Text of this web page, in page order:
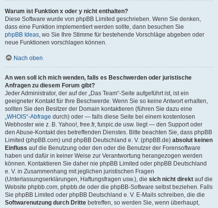
Warum ist Funktion x oder y nicht enthalten?
Diese Software wurde von phpBB Limited geschrieben. Wenn Sie denken,
dass eine Funktion implementiert werden sollte, dann besuchen Sie
phpBB Ideas, wo Sie Ihre Stimme für bestehende Vorschläge abgeben oder
neue Funktionen vorschlagen können.
Nach oben
An wen soll ich mich wenden, falls es Beschwerden oder juristische
Anfragen zu diesem Forum gibt?
Jeder Administrator, der auf der „Das Team“-Seite aufgeführt ist, ist ein
geeigneter Kontakt für Ihre Beschwerde. Wenn Sie so keine Antwort erhalten,
sollten Sie den Besitzer der Domain kontaktieren (führen Sie dazu eine
„WHOIS“-Abfrage durch) oder — falls diese Seite bei einem kostenlosen
Webhoster wie z. B. Yahoo!, free.fr, funpic.de usw. liegt — den Support oder
den Abuse-Kontakt des betreffenden Dienstes. Bitte beachten Sie, dass phpBB
Limited (phpBB.com) und phpBB Deutschland e. V. (phpBB.de) absolut keinen
Einfluss auf die Benutzung oder den oder die Benutzer der Forensoftware
haben und dafür in keiner Weise zur Verantwortung herangezogen werden
können. Kontaktieren Sie daher nie phpBB Limited oder phpBB Deutschland
e. V. in Zusammenhang mit jeglichen juristischen Fragen
(Unterlassungserklärungen, Haftungsfragen usw.), die sich nicht direkt auf die
Website phpbb.com, phpbb.de oder die phpBB-Software selbst beziehen. Falls
Sie phpBB Limited oder phpBB Deutschland e. V. E-Mails schreiben, die die
Softwarenutzung durch Dritte betreffen, so werden Sie, wenn überhaupt,